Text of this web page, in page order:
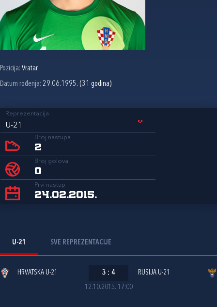
Pozicija: Vratar
Datum rođenja: 29.06.1995. (31 godina)
Reprezentacija
U-21
Broj nastupa
2
Broj golova
0
Prvi nastup
24.02.2015.
U-21 SVE REPREZENTACIJE
12.10.2015. 17:00
HRVATSKA U-21 3 : 4 RUSIJA U-21